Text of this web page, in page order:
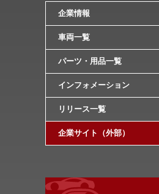
企業情報
車両一覧
パーツ・用品一覧
インフォメーション
リリース一覧
企業サイト（外部）